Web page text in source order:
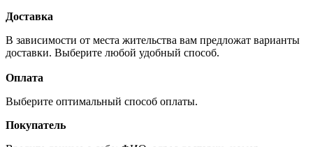
Доставка
В зависимости от места жительства вам предложат варианты
доставки. Выберите любой удобный способ.
Оплата
Выберите оптимальный способ оплаты.
Покупатель